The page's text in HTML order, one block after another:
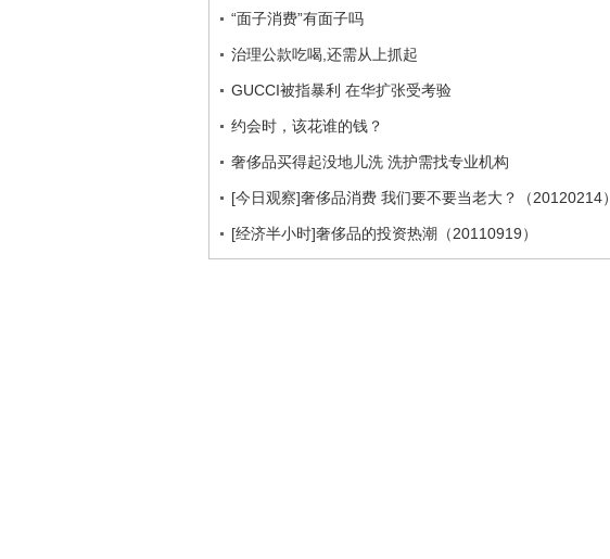
“面子消费”有面子吗
治理公款吃喝,还需从上抓起
GUCCI被指暴利 在华扩张受考验
约会时，该花谁的钱？
奢侈品买得起没地儿洗 洗护需找专业机构
[今日观察]奢侈品消费 我们要不要当老大？（20120214）
[经济半小时]奢侈品的投资热潮（20110919）